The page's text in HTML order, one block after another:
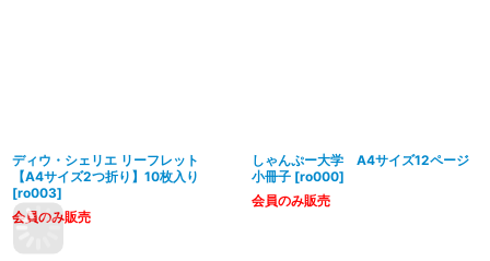
ディウ・シェリエ リーフレット
【A4サイズ2つ折り】10枚入り
[ro003]
会員のみ販売
しゃんぷー大学 A4サイズ12ページ
小冊子 [ro000]
会員のみ販売